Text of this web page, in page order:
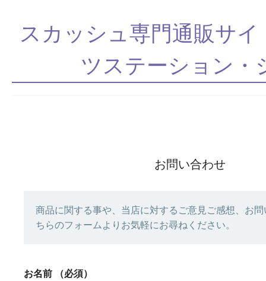
スカッシュ専門通販サイ
ツステーション・
お問い合わせ
商品に関する事や、当店に対するご意見ご感想、お
ちらのフォームよりお気軽にお尋ねください。
お名前 （必須）